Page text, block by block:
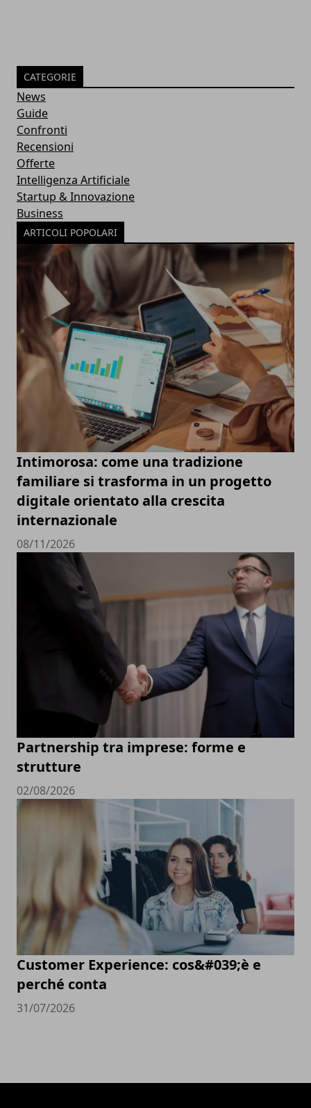
CATEGORIE
News
Guide
Confronti
Recensioni
Offerte
Intelligenza Artificiale
Startup & Innovazione
Business
ARTICOLI POPOLARI
Intimorosa: come una tradizione
familiare si trasforma in un progetto
digitale orientato alla crescita
internazionale
08/11/2026
Partnership tra imprese: forme e
strutture
02/08/2026
Customer Experience: cos&#039;è e
perché conta
31/07/2026